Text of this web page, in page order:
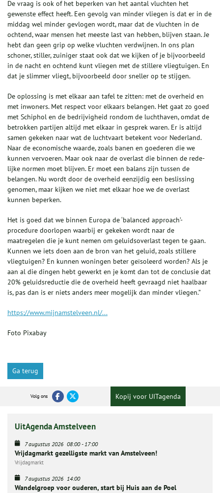
De vraag is ook of het beperken van het aantal vluchten het
gewenste effect heeft. Een gevolg van minder vliegen is dat er in de
middag wel minder gevlogen wordt, maar dat de vluchten in de
ochtend, waar mensen het meeste last van hebben, blijven staan. Je
hebt dan geen grip op welke vluchten verdwijnen. In ons plan
schoner, stiller, zuiniger staat ook dat we kijken of je bijvoorbeeld
in de nacht en ochtend kunt vliegen met de stillere vliegtuigen. En
dat je slimmer vliegt, bijvoorbeeld door sneller op te stijgen.
De oplossing is met elkaar aan tafel te zitten: met de overheid en
met inwo­ners. Met respect voor elkaars belan­gen. Het gaat zo goed
met Schiphol en de bedrijvigheid rondom de lucht­haven, omdat de
betrokken partijen altijd met elkaar in gesprek waren. Er is altijd
samen gekeken naar wat de luchtvaart betekent voor Nederland.
Naar de econo­mische waarde, zoals banen en goederen die we
kunnen vervoeren. Maar ook naar de overlast die binnen de rede­
lijke normen moet blijven. Er moet een balans zijn tussen de
belangen. Nu wordt door de over­heid eenzijdig een beslissing
genomen, maar kijken we niet met elkaar hoe we de overlast
kunnen beperken.
Het is goed dat we binnen Europa de ‘balanced approach’-
procedure doorlopen waarbij er gekeken wordt naar de
maatregelen die je kunt nemen om geluidsoverlast tegen te gaan.
Kunnen we iets doen aan de bron van het geluid, zoals stillere
vliegtuigen? En kunnen woningen beter geïsoleerd worden? Als je
aan al die dingen hebt gewerkt en je komt dan tot de conclusie dat
20% geluids­reduc­tie die de overheid heeft gevraagd niet haalbaar
is, pas dan is er niets anders meer mogelijk dan minder vliegen.”
https://www.mijnamstelveen.nl/...
Foto Pixabay
Ga terug
Volg ons Kopij voor UITagenda
UitAgenda Amstelveen
7 augustus 2026 08:00-17:00
Vrijdagmarkt gezelligste markt van Amstelveen!
Vrijdagmarkt
7 augustus 2026 14:00
Wandelgroep voor ouderen, start bij Huis aan de Poel